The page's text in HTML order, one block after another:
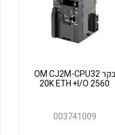
בקר OM CJ2M-CPU32
20K ETH +I/O 2560
003741009